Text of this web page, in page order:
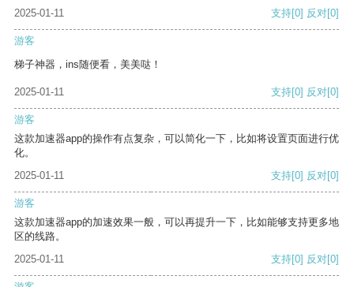
2025-01-11 支持[0] 反对[0]
游客
梯子神器，ins随便看，美美哒！
2025-01-11 支持[0] 反对[0]
游客
这款加速器app的操作有点复杂，可以简化一下，比如将设置页面进行优
化。
2025-01-11
支持[0] 反对[0]
游客
这款加速器app的加速效果一般，可以再提升一下，比如能够支持更多地
区的线路。
2025-01-11
支持[0] 反对[0]